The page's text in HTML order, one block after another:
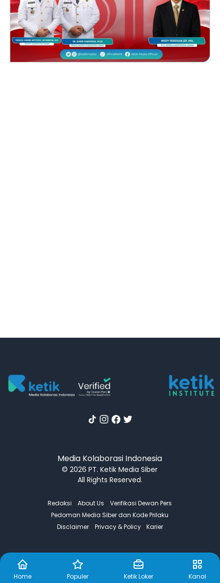
Home Populer Ketik Loker Kanal
Media Kolaborasi Indonesia
© 2026 PT. Ketik Media Siber
All Rights Reserved.
Redaksi About Us
Verifikasi Dewan Pers
Pedoman Media Siber dan Kode Prilaku
Disclaimer
Privacy & Policy Karier